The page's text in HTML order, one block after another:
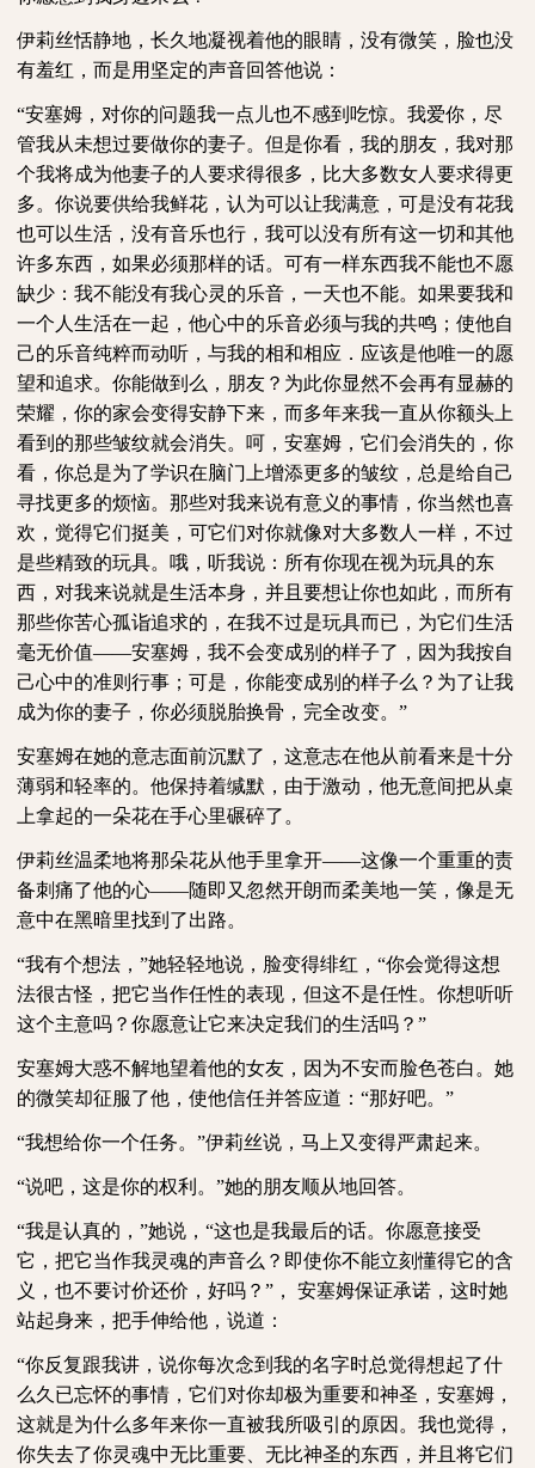
伊莉丝恬静地，长久地凝视着他的眼睛，没有微笑，脸也没
有羞红，而是用坚定的声音回答他说：
“安塞姆，对你的问题我一点儿也不感到吃惊。我爱你，尽
管我从未想过要做你的妻子。但是你看，我的朋友，我对那
个我将成为他妻子的人要求得很多，比大多数女人要求得更
多。你说要供给我鲜花，认为可以让我满意，可是没有花我
也可以生活，没有音乐也行，我可以没有所有这一切和其他
许多东西，如果必须那样的话。可有一样东西我不能也不愿
缺少：我不能没有我心灵的乐音，一天也不能。如果要我和
一个人生活在一起，他心中的乐音必须与我的共鸣；使他自
己的乐音纯粹而动听，与我的相和相应．应该是他唯一的愿
望和追求。你能做到么，朋友？为此你显然不会再有显赫的
荣耀，你的家会变得安静下来，而多年来我一直从你额头上
看到的那些皱纹就会消失。呵，安塞姆，它们会消失的，你
看，你总是为了学识在脑门上增添更多的皱纹，总是给自己
寻找更多的烦恼。那些对我来说有意义的事情，你当然也喜
欢，觉得它们挺美，可它们对你就像对大多数人一样，不过
是些精致的玩具。哦，听我说：所有你现在视为玩具的东
西，对我来说就是生活本身，并且要想让你也如此，而所有
那些你苦心孤诣追求的，在我不过是玩具而已，为它们生活
毫无价值——安塞姆，我不会变成别的样子了，因为我按自
己心中的准则行事；可是，你能变成别的样子么？为了让我
成为你的妻子，你必须脱胎换骨，完全改变。”
安塞姆在她的意志面前沉默了，这意志在他从前看来是十分
薄弱和轻率的。他保持着缄默，由于激动，他无意间把从桌
上拿起的一朵花在手心里碾碎了。
伊莉丝温柔地将那朵花从他手里拿开——这像一个重重的责
备刺痛了他的心——随即又忽然开朗而柔美地一笑，像是无
意中在黑暗里找到了出路。
“我有个想法，”她轻轻地说，脸变得绯红，“你会觉得这想
法很古怪，把它当作任性的表现，但这不是任性。你想听听
这个主意吗？你愿意让它来决定我们的生活吗？”
安塞姆大惑不解地望着他的女友，因为不安而脸色苍白。她
的微笑却征服了他，使他信任并答应道： “那好吧。”
“我想给你一个任务。”伊莉丝说，马上又变得严肃起来。
“说吧，这是你的权利。”她的朋友顺从地回答。
“我是认真的，”她说，“这也是我最后的话。你愿意接受
它，把它当作我灵魂的声音么？即使你不能立刻懂得它的含
义，也不要讨价还价，好吗？”， 安塞姆保证承诺，这时她
站起身来，把手伸给他，说道：
“你反复跟我讲，说你每次念到我的名字时总觉得想起了什
么久已忘怀的事情，它们对你却极为重要和神圣，安塞姆，
这就是为什么多年来你一直被我所吸引的原因。我也觉得，
你失去了你灵魂中无比重要、无比神圣的东西，并且将它们